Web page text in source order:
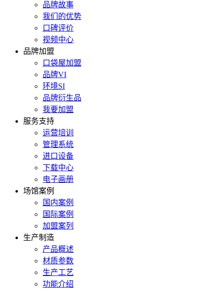
品牌故事
我们的优势
口碑评价
视频中心
品牌加盟
口袋屋加盟
品牌VI
环境SI
品牌衍生品
我要加盟
服务支持
运营培训
管理系统
进口设备
下载中心
电子画册
场馆案例
国内案例
国际案例
加盟案列
生产制造
产品概述
材质参数
生产工艺
功能介绍